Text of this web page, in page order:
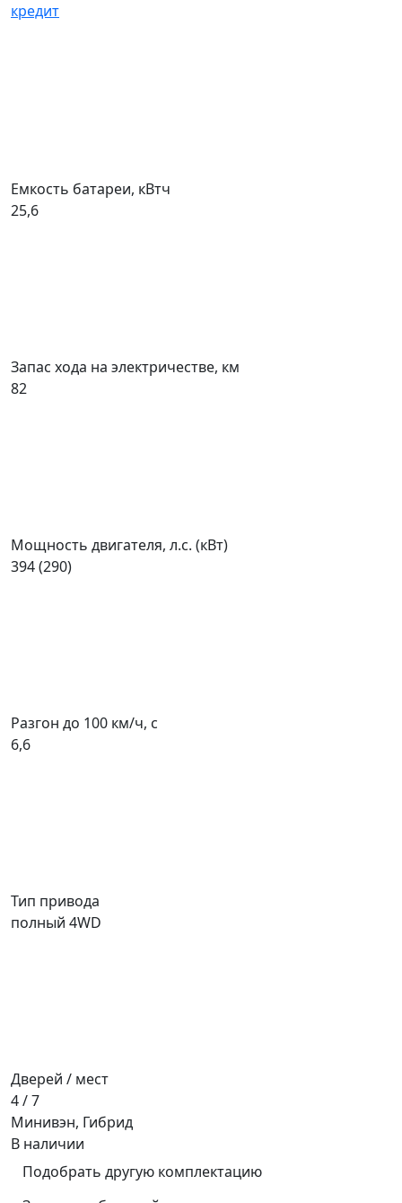
кредит
Емкость батареи, кВтч
25,6
Запас хода на электричестве, км
82
Мощность двигателя, л.с. (кВт)
394 (290)
Разгон до 100 км/ч, с
6,6
Тип привода
полный 4WD
Дверей / мест
4 / 7
Минивэн, Гибрид
В наличии
Подобрать другую комплектацию